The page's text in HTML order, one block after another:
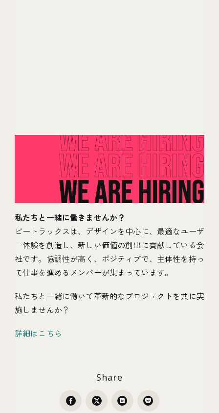
私たちと一緒に働きませんか？
ビートラックスは、デザインを中心に、最適なユーザ
ー体験を創造し、新しい価値の創出に貢献している会
社です。協調性が高く、ポジティブで、主体性を持っ
て仕事を進めるメンバーが集まっています。
私たちと一緒に働いて革新的なプロジェクトを共に実
施しませんか？
詳細はこちら
Share